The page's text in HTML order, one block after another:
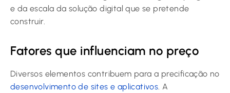
e da escala da solução digital que se pretende
construir.
Fatores que influenciam no preço
Diversos elementos contribuem para a precificação no
desenvolvimento de sites e aplicativos. A